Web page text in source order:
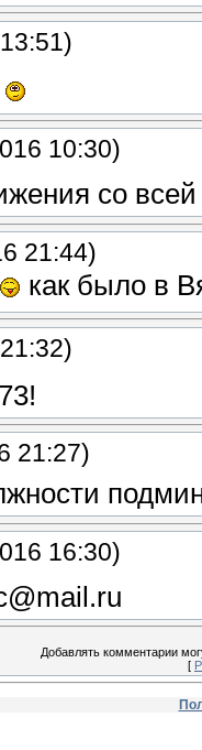
10:30)
со
21:44)
как было в
21:27)
16:30)
Добавлять комментарии
[